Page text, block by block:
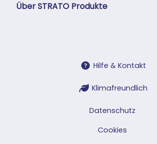
Über STRATO Produkte
Hilfe & Kontakt
Klimafreundlich
Datenschutz
Cookies